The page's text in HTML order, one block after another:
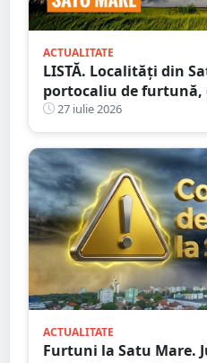
ACTUALITATE
LISTĂ. Localități din
portocaliu de
27 iulie 2026
ACTUALITATE
Furtuni la Satu Mare.